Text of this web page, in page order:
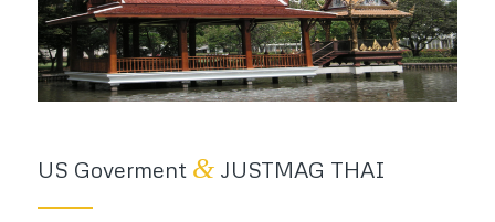
US Goverment &JUSTMAG THAI